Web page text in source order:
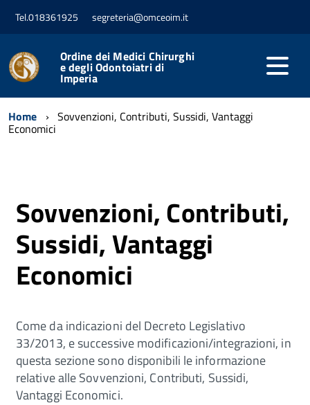
Tel.018361925 segreteria@omceoim.it
Ordine dei Medici Chirurghi
e degli Odontoiatri di
Imperia
Home Sovvenzioni, Contributi, Sussidi, Vantaggi
Economici
Sovvenzioni, Contributi,
Sussidi, Vantaggi
Economici
Come da indicazioni del Decreto Legislativo
33/2013, e successive modificazioni/integrazioni, in
questa sezione sono disponibili le informazione
relative alle Sovvenzioni, Contributi, Sussidi,
Vantaggi Economici.